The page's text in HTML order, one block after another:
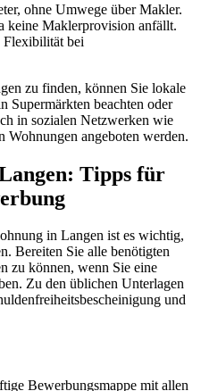
ohne Umwege über Makler.
keine Maklerprovision anfällt.
Flexibilität bei
zu finden, können Sie lokale
Supermärkten beachten oder
in sozialen Netzwerken wie
Wohnungen angeboten werden.
Tipps für
in Langen ist es wichtig,
Bereiten Sie alle benötigten
zu können, wenn Sie eine
Zu den üblichen Unterlagen
und
Bewerbungsmappe mit allen